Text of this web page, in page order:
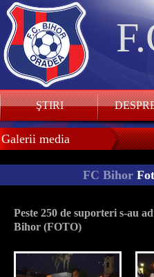
ŞTIRI
Galerii media
FC Bihor
Peste 250 de suporteri s-au
Bihor (FOTO)